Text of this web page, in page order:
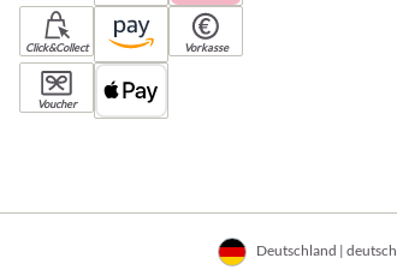
Click&Collect Vorkasse
Voucher
Deutschland | deutsch